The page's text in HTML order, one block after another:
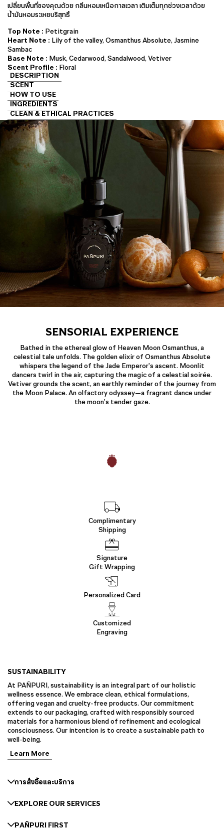
ดิฟฟิว
เซอร์
ชิ้น
เปลี่ยนพื้นที่ของคุณด้วย กลิ่นหอมเหนือกาลเวลา เติมเต็มทุกช่วงเวลาด้วย
น้ำมันหอมระเหยบริสุทธิ์
Top Note : Petitgrain
Heart Note : Lily of the valley, Osmanthus Absolute, Jasmine
Sambac
Base Note : Musk, Cedarwood, Sandalwood, Vetiver
Scent Profile : Floral
DESCRIPTION
SCENT
HOW TO USE
INGREDIENTS
CLEAN & ETHICAL PRACTICES
SENSORIAL EXPERIENCE
Bathed in the ethereal glow of Heaven Moon Osmanthus, a
celestial tale unfolds. The golden elixir of Osmanthus Absolute
whispers the legend of the Jade Emperor's ascent. Moonlit
dancers twirl in the air, capturing the magic of a celestial soirée.
Vetiver grounds the scent, an earthly reminder of the journey from
the Moon Palace. An olfactory odyssey—a fragrant dance under
the moon's tender gaze.
Complimentary
Shipping
Signature
Gift Wrapping
Personalized Card
Customized
Engraving
SUSTAINABILITY
At PAÑPURI, sustainability is an integral part of our holistic
wellness essence. We embrace clean, ethical formulations,
offering vegan and cruelty-free products. Our commitment
extends to our packaging, crafted with responsibly sourced
materials for a harmonious blend of refinement and ecological
consciousness. Our intention is to create a sustainable path to
well-being.
Learn More
การสั่งซื้อและบริการ
EXPLORE OUR SERVICES
PAÑPURI FIRST